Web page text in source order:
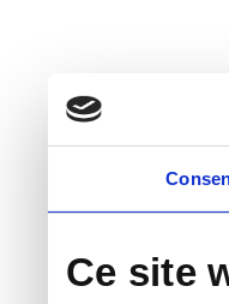
Ce site